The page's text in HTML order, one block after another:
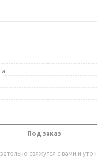
Под заказ
свяжутся с вами и